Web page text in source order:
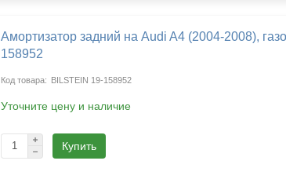
Амортизатор задний на Audi A4 (2004-2008),
158952
BILSTEIN 19-158952
Уточните цену и наличие
Купить